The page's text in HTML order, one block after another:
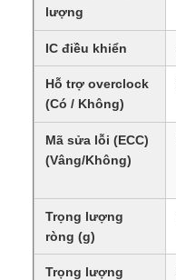
lượng
IC điều khiển
Hỗ trợ overclock
(Có / Không)
Mã sửa lỗi (ECC)
(Vâng/Không)
Trọng lượng
ròng (g)
Trọng lượng